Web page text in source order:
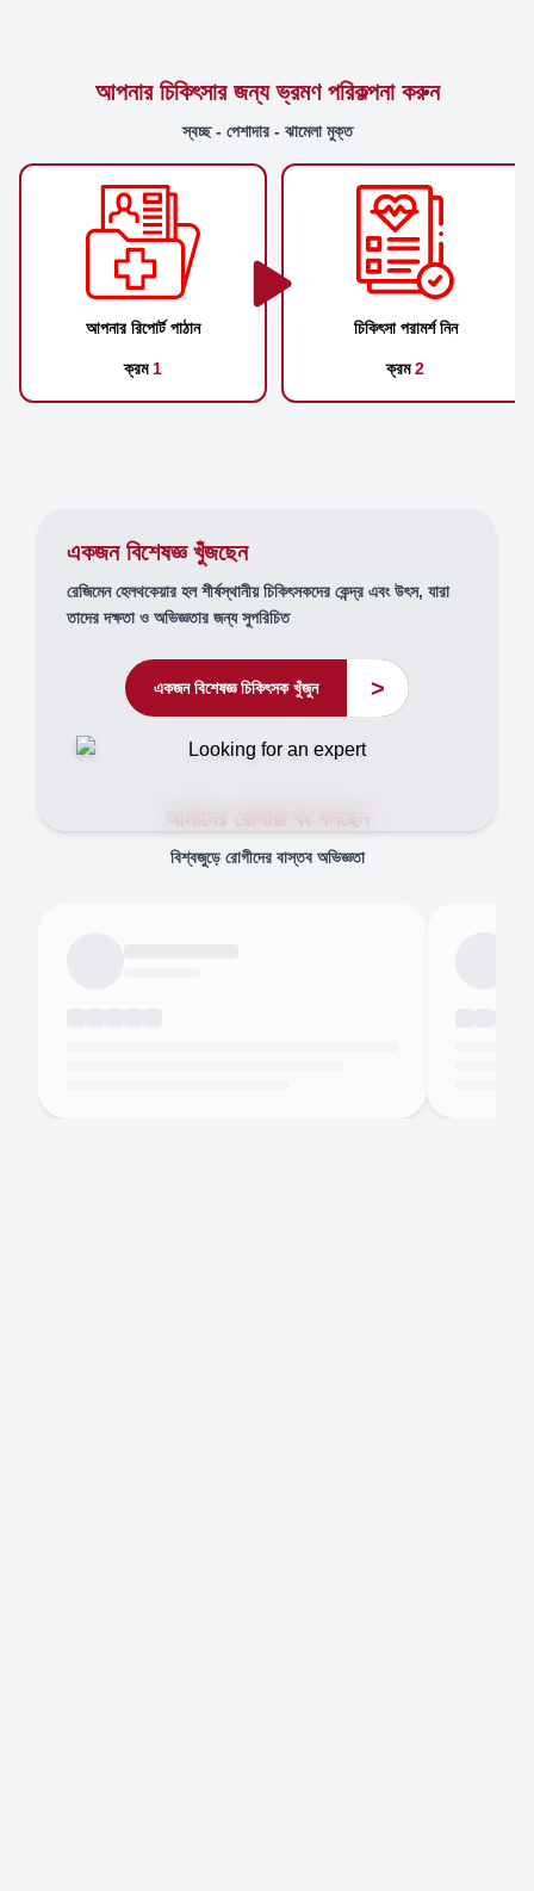
আপনার চিকিৎসার জন্য ভ্রমণ পরিকল্পনা করুন
স্বচ্ছ - পেশাদার - ঝামেলা মুক্ত
আপনার রিপোর্ট পাঠান
ক্রম 1
চিকিৎসা পরামর্শ নিন
ক্রম2
একজন বিশেষজ্ঞ খুঁজছেন
রেজিমেন হেলথকেয়ার হল শীর্ষস্থানীয় চিকিৎসকদের কেন্দ্র এবং উৎস, যারা
তাদের দক্ষতা ও অভিজ্ঞতার জন্য সুপরিচিত
একজন বিশেষজ্ঞ চিকিৎসক খুঁজুন >
আমাদের রোগীরা কী বলছেন
বিশ্বজুড়ে রোগীদের বাস্তব অভিজ্ঞতা